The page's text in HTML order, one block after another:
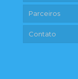
Parceiros
Contato